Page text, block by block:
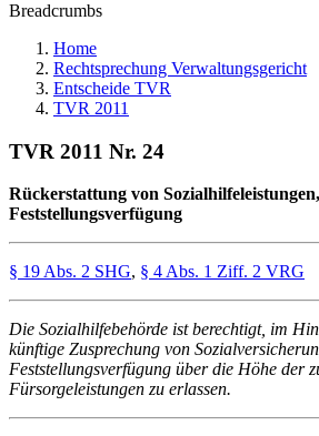
Breadcrumbs
Home
Rechtsprechung Verwaltungsgericht
Entscheide TVR
TVR 2011
TVR 2011 Nr. 24
Rückerstattung von Sozialhilfeleistungen,
Feststellungsverfügung
§ 19 Abs. 2 SHG, § 4 Abs. 1 Ziff. 2 VRG
Die Sozialhilfebehörde ist berechtigt, im
künftige Zusprechung von
Feststellungsverfügung über die Höhe der
Fürsorgeleistungen zu erlassen.